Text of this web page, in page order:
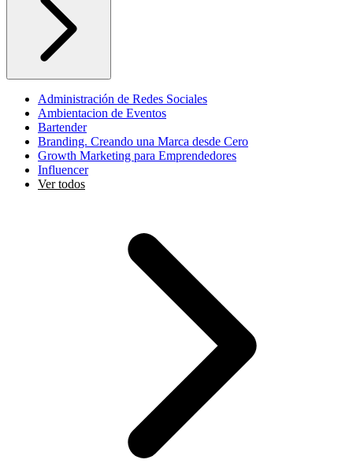
Administración de Redes Sociales
Ambientacion de Eventos
Bartender
Branding. Creando una Marca desde Cero
Growth Marketing para Emprendedores
Influencer
Ver todos